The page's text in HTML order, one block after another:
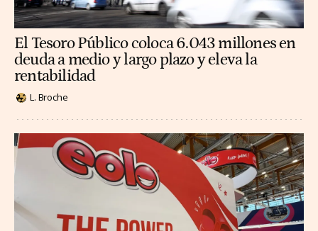
El Tesoro Público coloca 6.043 millones en
deuda a medio y largo plazo y eleva la
rentabilidad
L. Broche